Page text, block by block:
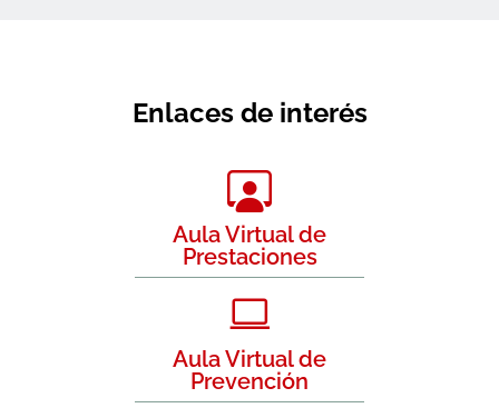
Enlaces de interés
Aula Virtual de
Prestaciones
Aula Virtual de
Prevención